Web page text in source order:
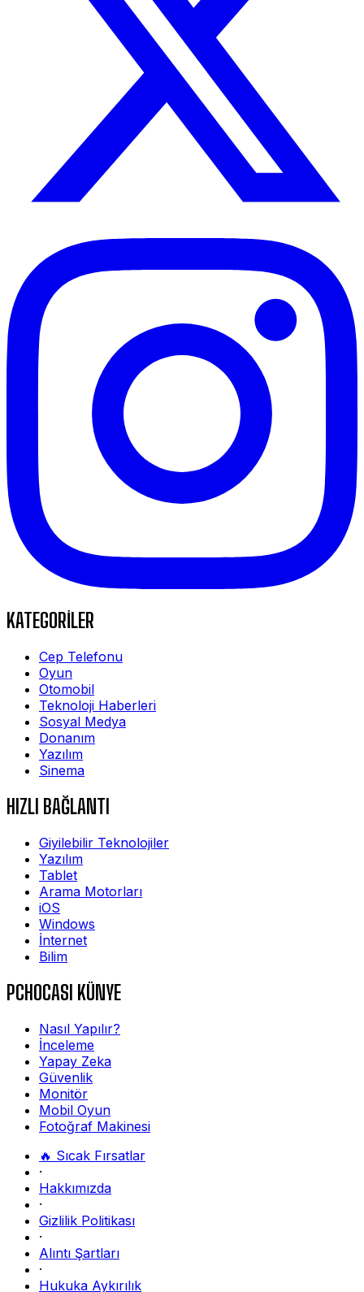
KATEGORİLER
Cep Telefonu
Oyun
Otomobil
Teknoloji Haberleri
Sosyal Medya
Donanım
Yazılım
Sinema
HIZLI BAĞLANTI
Giyilebilir Teknolojiler
Yazılım
Tablet
Arama Motorları
iOS
Windows
İnternet
Bilim
PCHOCASI KÜNYE
Nasıl Yapılır?
İnceleme
Yapay Zeka
Güvenlik
Monitör
Mobil Oyun
Fotoğraf Makinesi
🔥 Sıcak Fırsatlar
·
Hakkımızda
·
Gizlilik Politikası
·
Alıntı Şartları
·
Hukuka Aykırılık